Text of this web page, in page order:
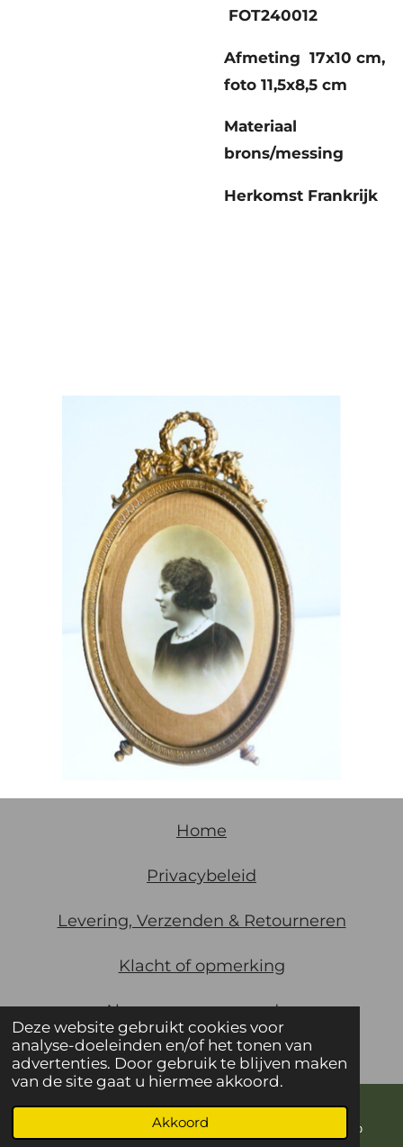
Deze website gebruikt cookies voor
analyse-doeleinden en/of het tonen van
advertenties. Door gebruik te blijven maken
van de site gaat u hiermee akkoord.
Akkoord
FOT240012
Afmeting 17x10 cm,
foto 11,5x8,5 cm
Materiaal
brons/messing
Herkomst Frankrijk
Home
Privacybeleid
Levering, Verzenden & Retourneren
Klacht of opmerking
Algemenevoorwaarden
© 2021 De Gaarde Utrecht KVK 30123388
Telefoonnummer WhatsApp